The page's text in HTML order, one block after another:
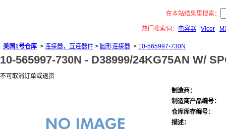
在本站结果里搜索：
热门搜索词： 电容器 Vicor
美国1号仓库 > 连接器，互连器件 > 圆形连接器 > 10-565997-730N
10-565997-730N - D38999/24KG75AN W/
不可取消订单或退货
制造商：
制造商产品编号：
仓库库存编号：
描述：